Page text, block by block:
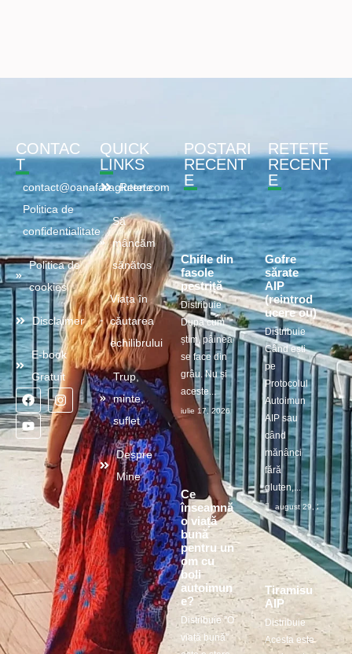
CONTAC
T
contact@oanafaragluten.com
Politica de
confidentialitate
Politica de
cookies
Disclaimer
E-book
Gratuit
QUICK
LINKS
Retete
Să
mâncăm
sănătos
Viața în
căutarea
echilibrului
Trup,
minte,
suflet
Despre
Mine
POSTARI
RECENT
E
Chifle din
fasole
pestriță
Distribuie
După cum
știm, pâinea
se face din
grâu. Nu și
aceste...
iulie 17, 2026
Ce
înseamnă
o viață
bună
pentru un
om cu
boli
autoimun
e?
Distribuie ”O
viață bună”
RETETE
RECENT
E
Gofre
sărate
AIP
(reintrod
ucere ou)
Distribuie
Când ești
pe
Protocolul
Autoimun
AIP sau
când
mănânci
fără
gluten,...
august 29, 2025
Tiramisu
AIP
Distribuie
Acesta este